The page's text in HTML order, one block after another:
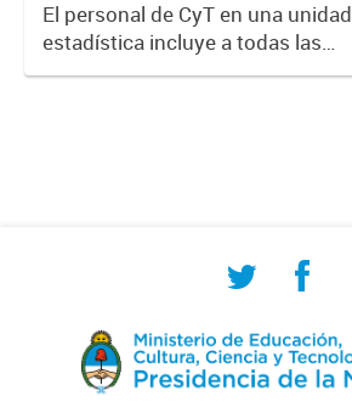
El personal de CyT en una unidad
estadística incluye a todas las
personas involucradas